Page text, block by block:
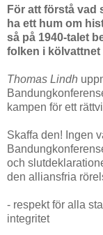
För att förstå vad
ha ett hum om
så på 1940-talet
folken i
Thomas Lindh
kampen för ett
Skaffa den! Ingen
och
den alliansfria
- respekt för alla
integritet